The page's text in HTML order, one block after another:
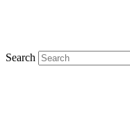
Search